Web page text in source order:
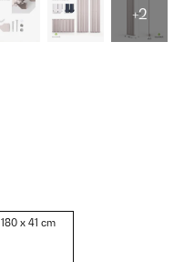
+2
180 x 41 cm